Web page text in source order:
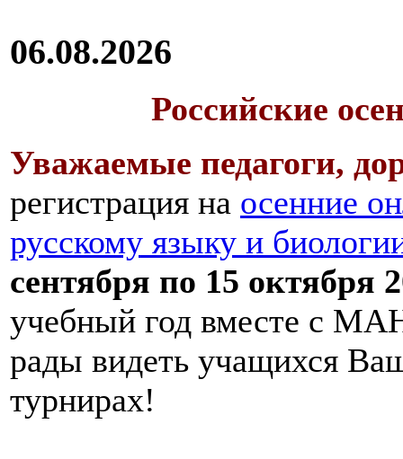
06.08.2026
Российские
Уважаемые педагоги,
регистрация на осенние
русскому языку и
сентября по 15 октября
учебный год вместе с
рады видеть учащихся
турнирах!